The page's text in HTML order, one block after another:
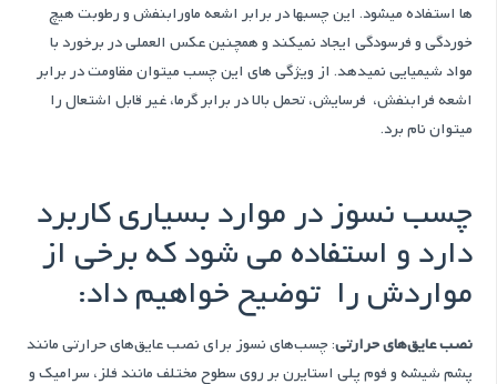
ها استفاده میشود. این چسبها در برابر اشعه ماورابنفش و رطوبت هیچ
خوردگی و فرسودگی ایجاد نمیکند و همچنین عکس العملی در برخورد با
مواد شیمیایی نمیدهد. از ویژگی های این چسب میتوان مقاومت در برابر
اشعه فرابنفش، فرسایش، تحمل بالا در برابر گرما، غیر قابل اشتعال را
میتوان نام برد.
چسب نسوز در موارد بسیاری کاربرد
دارد و استفاده می شود که برخی از
مواردش را توضیح خواهیم داد:
نصب عایق‌های حرارتی: چسب‌های نسوز برای نصب عایق‌های حرارتی مانند
پشم شیشه و فوم پلی استایرن بر روی سطوح مختلف مانند فلز، سرامیک و